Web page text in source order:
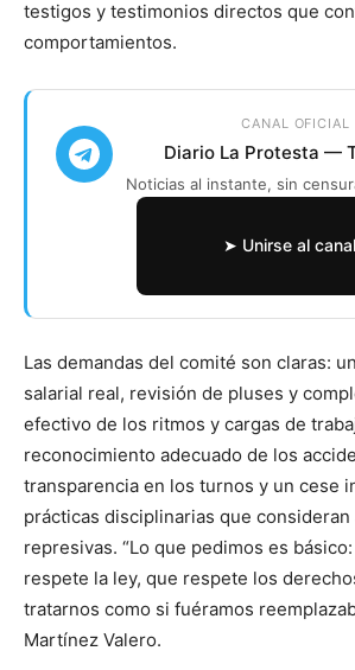
testigos y testimonios directos que
comportamientos.
CANAL OFICIAL
Diario La Protesta —
Noticias al instante, sin
➤ Unirse al canal
Las demandas del comité son claras:
salarial real, revisión de pluses y
efectivo de los ritmos y cargas de
reconocimiento adecuado de los
transparencia en los turnos y un cese
prácticas disciplinarias que
represivas. “Lo que pedimos es
respete la ley, que respete los
tratarnos como si fuéramos
Martínez Valero.